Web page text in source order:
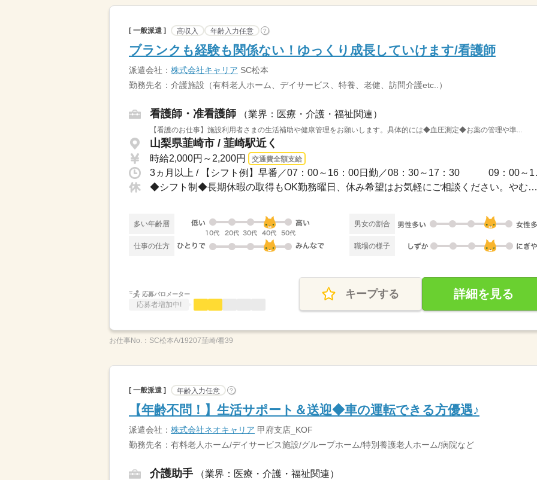
[ 一般派遣 ] 高収入 年齢入力任意 ?
ブランクも経験も関係ない！ゆっくり成長していけます/看護師
派遣会社： 株式会社キャリア SC松本
勤務先名：介護施設（有料老人ホーム、デイサービス、特養、老健、訪問介護etc..）
看護師・准看護師 （業界：医療・介護・福祉関連）
【看護のお仕事】施設利用者さまの生活補助や健康管理をお願いします。具体的には◆血圧測定◆お薬の管理や準...
山梨県韮崎市 / 韮崎駅近く
時給2,000円～2,200円 交通費全額支給
3ヵ月以上
◆シフト制◆長期休暇の取得もOK勤務曜日、休み希望はお気軽にご相談ください。やむを得...
多い年齢層 男女の割合
仕事の仕方 職場の様子
応募バロメーター
応募者増加中!
キープする 詳細を見る
お仕事No.： SC松本A/19207韮崎/看39
[ 一般派遣 ] 年齢入力任意 ?
【年齢不問！】生活サポート＆送迎◆車の運転できる方優遇♪
派遣会社： 株式会社ネオキャリア 甲府支店_KOF
勤務先名：有料老人ホーム/デイサービス施設/グループホーム/特別養護老人ホーム/病院など
介護助手 （業界：医療・介護・福祉関連）